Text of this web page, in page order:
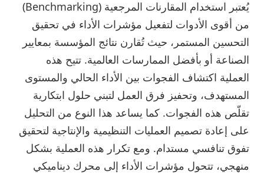
يُعتبر استخدام المقارنات المرجعية (Benchmarking)
من أقوى الأدوات لتفعيل مؤشرات الأداء في تحقيق
التحسين المستمر، حيث تُقارن نتائج المؤسسة بمعايير
الصناعة أو بأفضل الممارسات العالمية. تتيح هذه
العملية اكتشاف الفجوات بين الأداء الحالي والمستوى
المستهدف، وتحفيز فرق العمل لتبني حلول ابتكارية
تقلّص هذه الفجوات. كما يساعد هذا النوع من التحليل
على إعادة تصميم العمليات التنظيمية والإنتاجية لتحقيق
تفوق تنافسي مستدام. ومع تكرار هذه العملية بشكل
منهجي، تتحول مؤشرات الأداء إلى محرك ديناميكي